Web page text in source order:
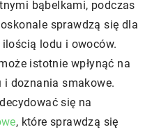
bąbelkami, podczas
sprawdzą się dla
lodu i owoców.
istotnie wpłynąć na
i doznania smakowe.
się na
, które sprawdzą się